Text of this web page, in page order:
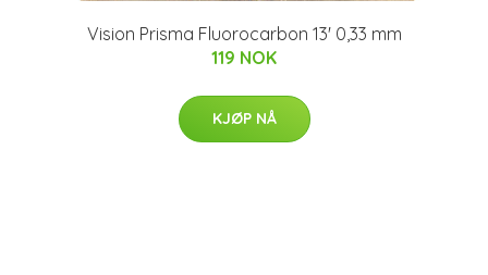
Vision Prisma Fluorocarbon 13' 0,33 mm
119 NOK
KJØP NÅ